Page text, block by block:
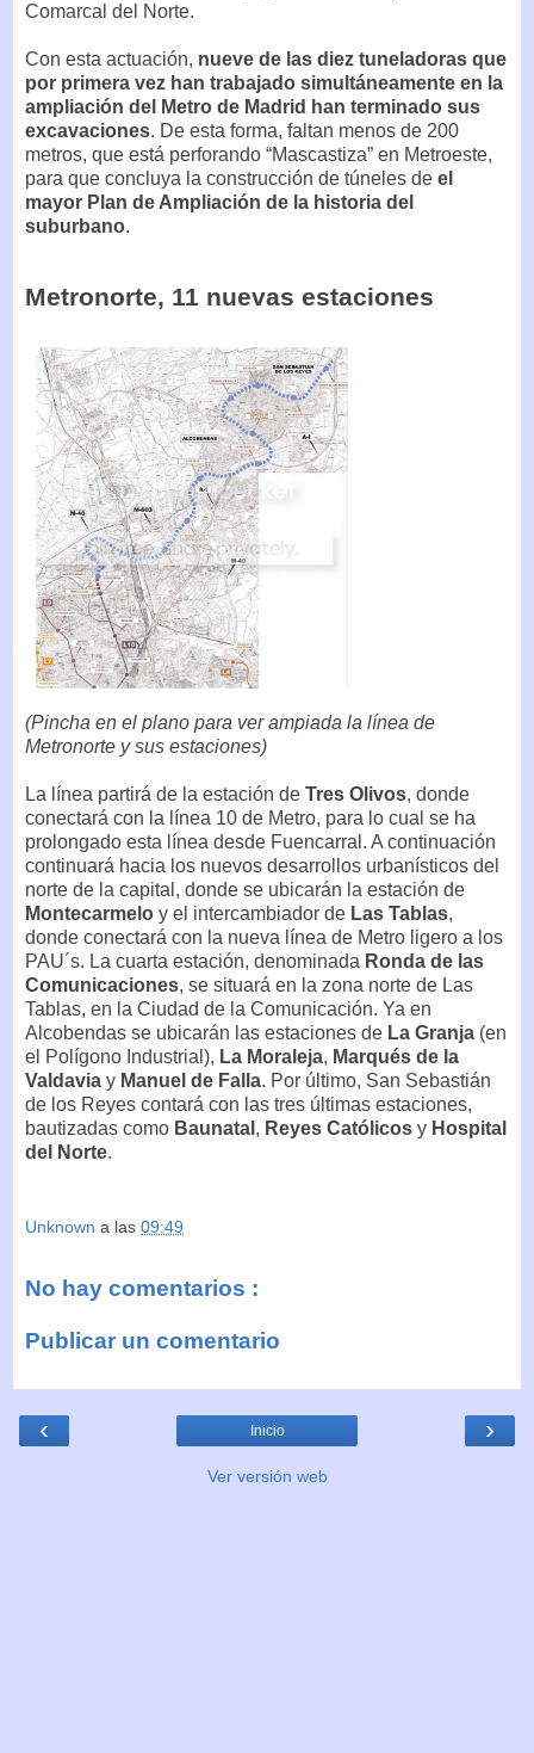
Comarcal del Norte.
Con esta actuación, nueve de las diez tuneladoras que
por primera vez han trabajado simultáneamente en la
ampliación del Metro de Madrid han terminado sus
excavaciones. De esta forma, faltan menos de 200
metros, que está perforando “Mascastiza” en Metroeste,
para que concluya la construcción de túneles de el
mayor Plan de Ampliación de la historia del
suburbano.
Metronorte, 11 nuevas estaciones
(Pincha en el plano para ver ampiada la línea de
Metronorte y sus estaciones)
La línea partirá de la estación de Tres Olivos, donde
conectará con la línea 10 de Metro, para lo cual se ha
prolongado esta línea desde Fuencarral. A continuación
continuará hacia los nuevos desarrollos urbanísticos del
norte de la capital, donde se ubicarán la estación de
Montecarmelo y el intercambiador de Las Tablas,
donde conectará con la nueva línea de Metro ligero a los
PAU´s. La cuarta estación, denominada Ronda de las
Comunicaciones, se situará en la zona norte de Las
Tablas, en la Ciudad de la Comunicación. Ya en
Alcobendas se ubicarán las estaciones de La Granja (en
el Polígono Industrial), La Moraleja, Marqués de la
Valdavia y Manuel de Falla. Por último, San Sebastián
de los Reyes contará con las tres últimas estaciones,
bautizadas como Baunatal , Reyes Católicos y Hospital
del Norte.
Unknown a las 09:49
No hay comentarios :
Publicar un comentario
‹ ›
Inicio
Ver versión web